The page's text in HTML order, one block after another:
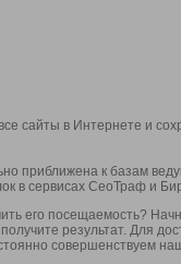
сайты в Интернете и
приближена к базам
в сервисах СеоТраф и
его посещаемость?
результат. Для
совершенствуем